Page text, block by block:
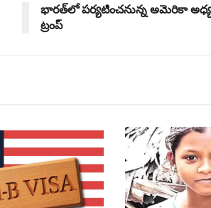
భారత్‌లో పర్యటించనున్న అమెరికా
ట్రంప్